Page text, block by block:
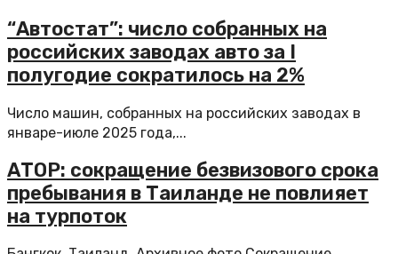
“Автостат”: число собранных на
российских заводах авто за I
полугодие сократилось на 2%
Число машин, собранных на российских заводах в
январе-июле 2025 года,...
АТОР: сокращение безвизового срока
пребывания в Таиланде не повлияет
на турпоток